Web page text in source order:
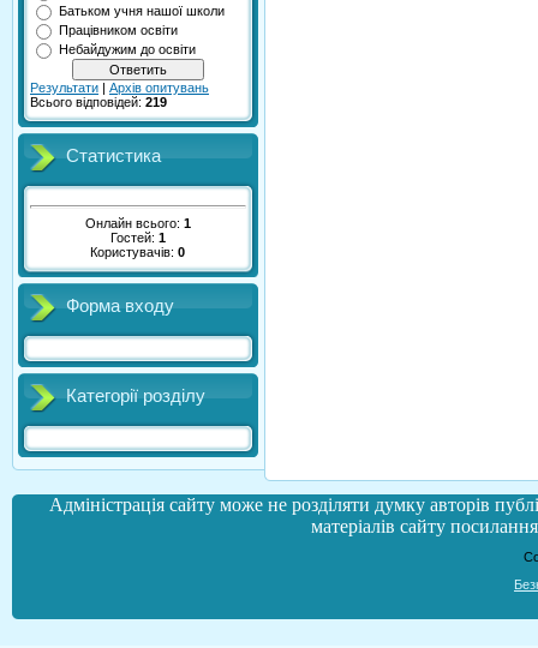
Батьком учня нашої школи
Працівником освіти
Небайдужим до освіти
Результати | Архів опитувань
Всього відповідей: 219
Статистика
Онлайн всього: 1
Гостей: 1
Користувачів:0
Форма входу
Категорії розділу
Адміністрація сайту може не розділяти думку авторів
матеріалів сайту